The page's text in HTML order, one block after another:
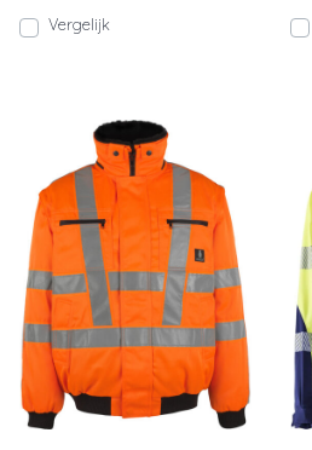
Vergelijk